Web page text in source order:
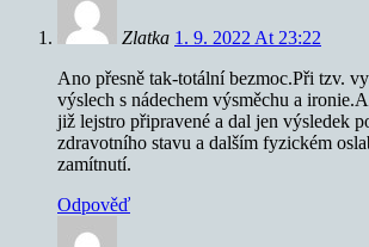
Zlatka 1. 9. 2022 At 23:22
Ano přesně tak-totální bezmoc.Při tzv.
výslech s nádechem výsměchu a
již lejstro připravené a dal jen výsledek
zdravotního stavu a dalším fyzickém
zamítnutí.
Odpověď